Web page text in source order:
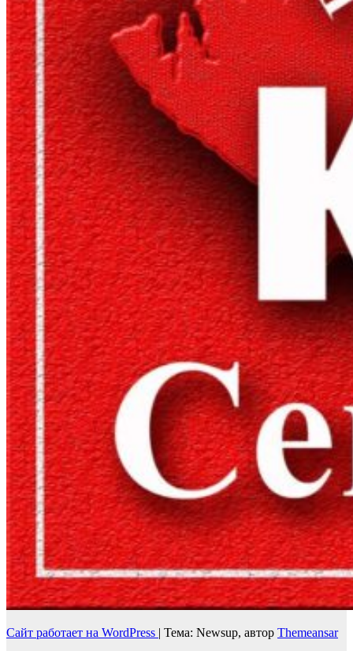
Сайт работает на WordPress | Тема: Newsup, автор Themeansar